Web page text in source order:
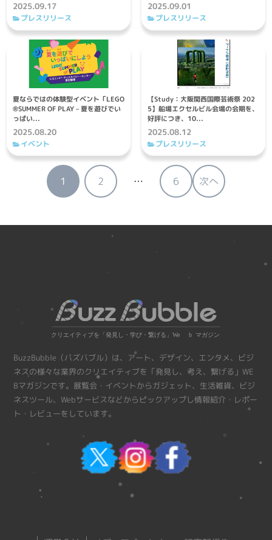
2025.09.17
プレスリリース
2025.09.01
プレスリリース
夏ならではの体験型イベント「LEGO
®SUMMER OF PLAY – 夏を遊びでい
っぱい...
2025.08.20
イベント
【Study：大阪関西国際芸術祭 202
5】船場エクセルビル会場の会期を、
好評につき、10...
2025.08.12
プレスリリース
1 2 … 6 次へ
BuzzBubble（バズバブル）は、アート、デザイン、エンタメ、ビジ
ネスの様々な業界のクリエイティブを「発見し、考え、繋げる」WE
Bマガジンです。展覧会・イベントからガジェット、生活雑貨、ビジ
ネスツール、Webサービスなどからピックアップし情報紹介・レポー
ト・レビューをしています。